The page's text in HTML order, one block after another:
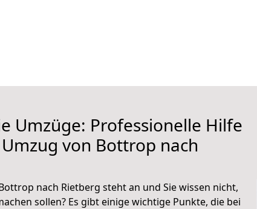
Umzüge: Professionelle Hilfe
von Bottrop nach
nach Rietberg steht an und Sie wissen nicht,
sollen? Es gibt einige wichtige Punkte, die bei